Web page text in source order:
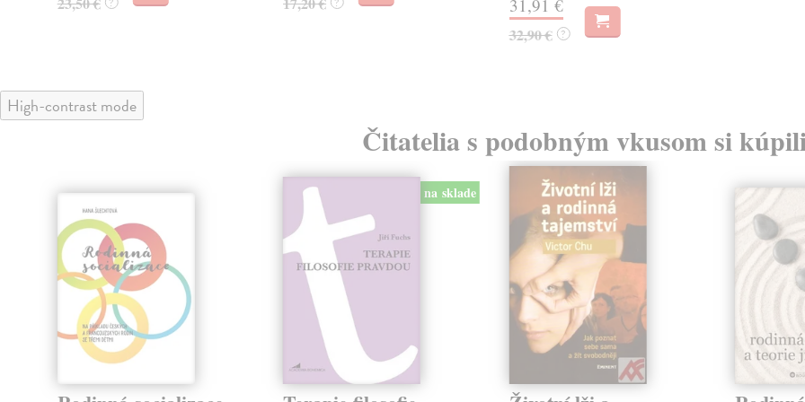
31,91 €
32,90 € ?
High-contrast mode
Čitatelia s podobným vkusom si
na sklade